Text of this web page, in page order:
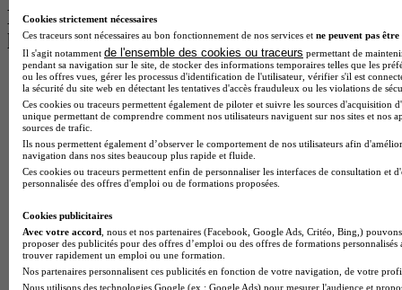
Les intitulés de diplôme par alternance
les plus recherchés
BTS Esf en alternance
BTS Dietetique en alternance
BTS Mco en alternance
BTS Pi en alternance
BTS Sp3s en alternance
Master CCA en alternance
BTS Ndrc en alternance
BTS Sam en alternance
Cap Fleuriste en alternance
BTS Sio en alternance
MSc Marketing Digital en alternance
BTS Gpme en alternance
Cap Electricien en alternance
Cookies strictement nécessaires
Ces traceurs sont nécessaires au bon fonctionnement de nos services et ne peuvent pas être
Il s'agit notamment de l'ensemble des cookies ou traceurs permettant de
pendant sa navigation sur le site, de stocker des informations temporaires telles que les
ou les offres vues, gérer les processus d'identification de l'utilisateur, vérifier s'il est
la sécurité du site web en détectant les tentatives d'accès frauduleux ou les violations de
Ces cookies ou traceurs permettent également de piloter et suivre les sources d'acquisition
unique permettant de comprendre comment nos utilisateurs naviguent sur nos sites et nos
sources de trafic.
Ils nous permettent également d’observer le comportement de nos utilisateurs afin
navigation dans nos sites beaucoup plus rapide et fluide.
Ces cookies ou traceurs permettent enfin de personnaliser les interfaces de consultation et
personnalisée des offres d'emploi ou de formations proposées.
Cookies publicitaires
Avec votre accord , nous et nos partenaires (Facebook, Google Ads, Critéo, Bing,)
proposer des publicités pour des offres d’emploi ou des offres de formations
trouver rapidement un emploi ou une formation.
Nos partenaires personnalisent ces publicités en fonction de votre navigation, de votre
Nous utilisons des technologies Google (ex : Google Ads) pour mesurer l'audience et